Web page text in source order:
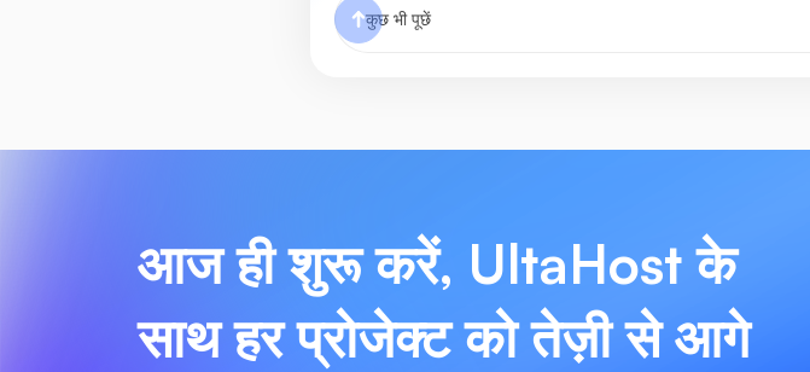
आज ही शुरू करें, UltaHost के
साथ हर प्रोजेक्ट को तेज़ी से आगे